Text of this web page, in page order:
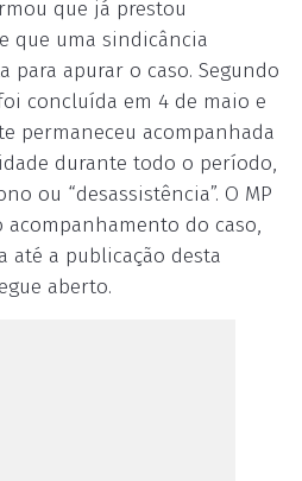
que já prestou
que uma sindicância
apurar o caso. Segundo
concluída em 4 de maio e
permaneceu acompanhada
durante todo o período,
ou “desassistência”. O MP
do caso,
até a publicação desta
aberto.